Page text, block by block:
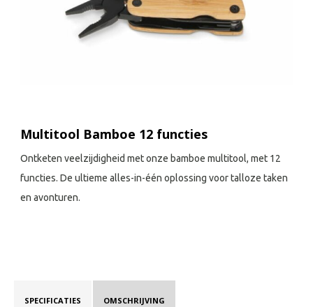
Multitool Bamboe 12 functies
Ontketen veelzijdigheid met onze bamboe multitool, met 12
functies. De ultieme alles-in-één oplossing voor talloze taken
en avonturen.
SPECIFICATIES OMSCHRIJVING